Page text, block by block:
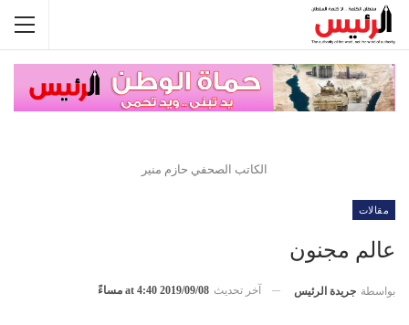
الكاتب الصحفي حازم منير
مقالات
عالم مجنون
بواسطة جريدة الرئيس آخر تحديث 2019/09/08 at 4:40 مساءً